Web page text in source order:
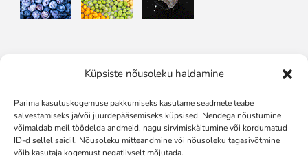
Küpsiste nõusoleku haldamine
Parima kasutuskogemuse pakkumiseks kasutame seadmete teabe
salvestamiseks ja/või juurdepääsemiseks küpsised. Nendega nõustumine
võimaldab meil töödelda andmeid, nagu sirvimiskäitumine või kordumatud
ID-d sellel saidil. Nõusoleku mitteandmine või nõusoleku tagasivõtmine
võib kasutaja kogemust negatiivselt mõjutada.
Подписывайтесь на нас в: